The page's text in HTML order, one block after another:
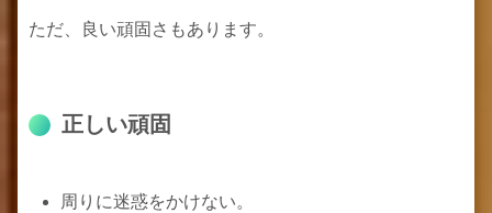
ただ、良い頑固さもあります。
正しい頑固
周りに迷惑をかけない。